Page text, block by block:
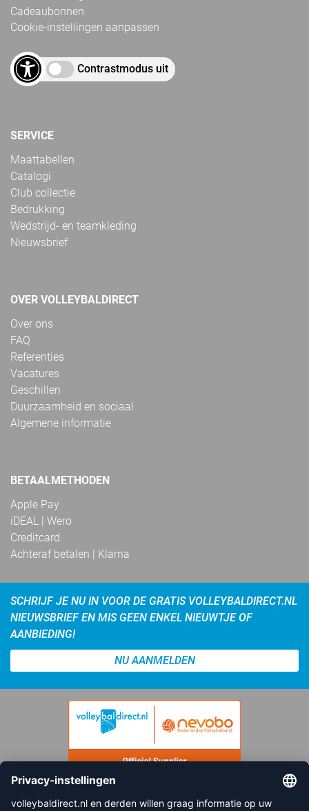
Cadeaubonnen
Cookie-instellingen aanpassen
Contrastmodus uit
SERVICE
Maattabellen
Catalogi
Club collectie
Bedrukking
Wedstrijd- en teamkleding
Nieuwsbrief
OVER VOLLEYBALDIRECT
Over ons
FAQ
Referenties
Vacatures
Geschillen
Duurzaamheid en sociaal
Algemene informatie
BETAALMETHODEN
Apple Pay
iDEAL | Wero
Creditcard
Achteraf betalen | Klarna
SCHRIJF JE NU IN VOOR DE GRATIS VOLLEYBALDIRECT.NL
NIEUWSBRIEF EN MIS GEEN ENKEL NIEUWTJE OF
AANBIEDING!
NU AANMELDEN